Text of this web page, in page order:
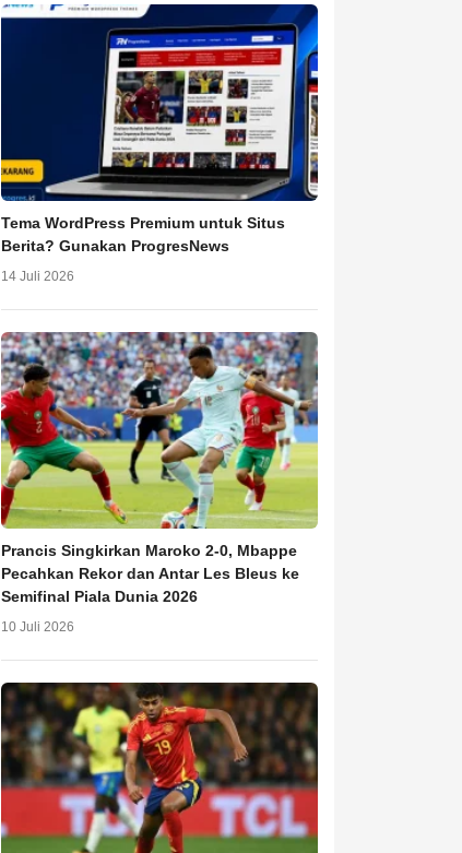
Tema WordPress Premium untuk Situs
Berita? Gunakan ProgresNews
14 Juli 2026
Prancis Singkirkan Maroko 2-0, Mbappe
Pecahkan Rekor dan Antar Les Bleus ke
Semifinal Piala Dunia 2026
10 Juli 2026